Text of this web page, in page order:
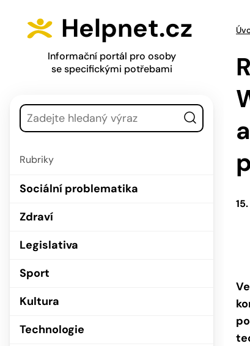
Helpnet.cz
Informační portál pro osoby
se specifickými potřebami
Rubriky
Sociální problematika
Zdraví
Legislativa
Sport
Kultura
Technologie